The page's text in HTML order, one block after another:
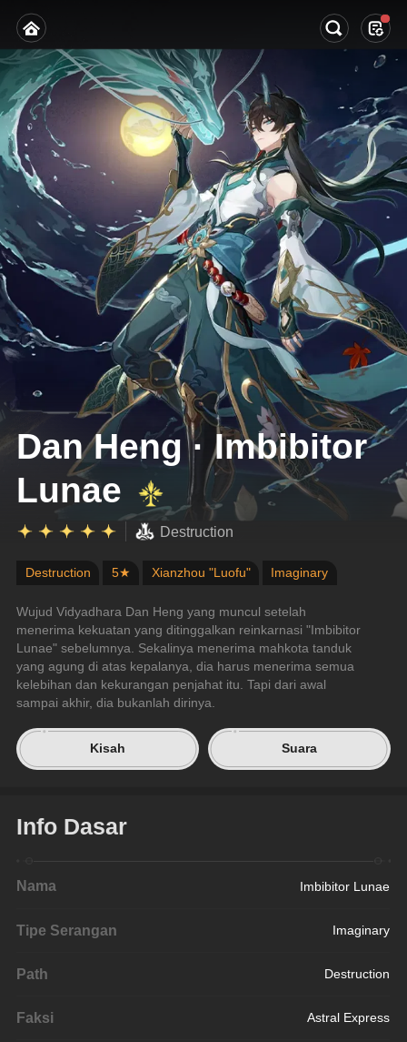
Dan Heng · Imbibitor
Lunae
Destruction
Destruction 5★ Xianzhou "Luofu" Imaginary
Wujud Vidyadhara Dan Heng yang muncul setelah
menerima kekuatan yang ditinggalkan reinkarnasi "Imbibitor
Lunae" sebelumnya. Sekalinya menerima mahkota tanduk
yang agung di atas kepalanya, dia harus menerima semua
kelebihan dan kekurangan penjahat itu. Tapi dari awal
sampai akhir, dia bukanlah dirinya.
Kisah Suara
Info Dasar
Nama Imbibitor Lunae
Tipe Serangan Imaginary
Path Destruction
Faksi Astral Express